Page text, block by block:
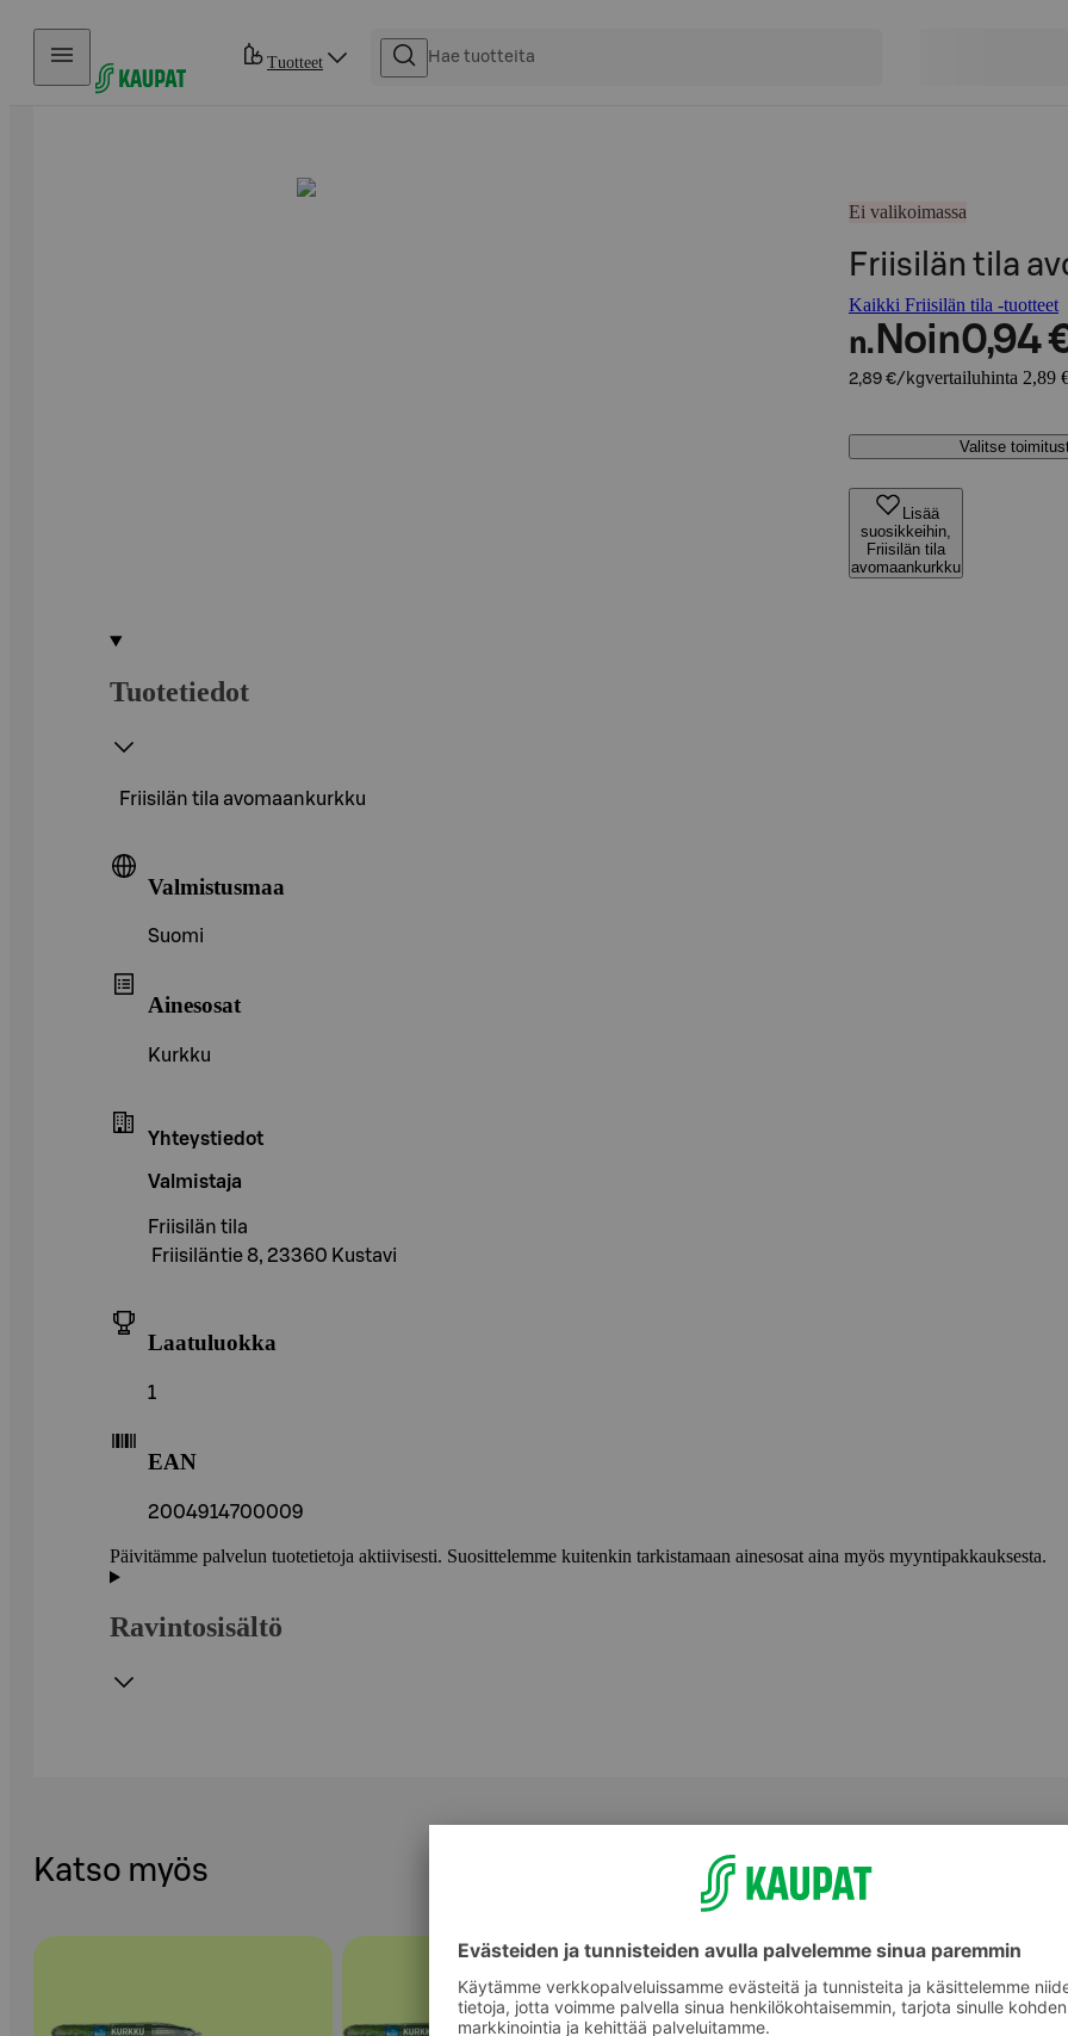
Hyppää sisältöön
Tuotteet
Ei valikoimassa
Friisilän tila
Kaikki Friisilän tila -tuotteet
n. Noin0,94
2,89 €/kgvertailuhinta 2,89
Valitse
Lisää
suosikkeihin,
Friisilän tila
avomaankurkku
Tuotetiedot
Friisilän tila avomaankurkku
Valmistusmaa
Suomi
Ainesosat
Kurkku
Yhteystiedot
Valmistaja
Friisilän tila
Friisiläntie 8, 23360 Kustavi
Laatuluokka
1
EAN
2004914700009
Päivitämme palvelun tuotetietoja aktiivisesti. Suosittelemme kuitenkin tarkistamaan ainesosat aina myös myyntipakkauksesta.
Ravintosisältö
Katso myös